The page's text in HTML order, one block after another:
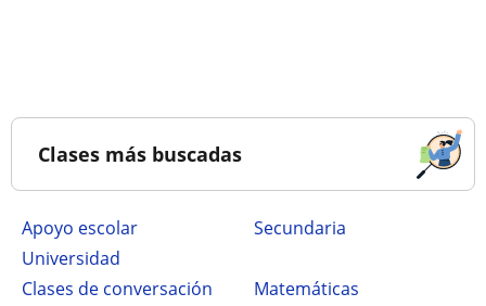
Clases más buscadas
Apoyo escolar
secundaria
Universidad
Clases de conversación
Matemáticas